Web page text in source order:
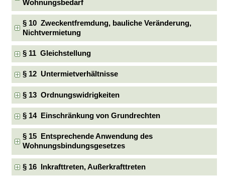
Wohnungsbedarf
§ 10 Zweckentfremdung, bauliche Veränderung,
Nichtvermietung
§ 11 Gleichstellung
§ 12 Untermietverhältnisse
§ 13 Ordnungswidrigkeiten
§ 14 Einschränkung von Grundrechten
§ 15 Entsprechende Anwendung des
Wohnungsbindungsgesetzes
§ 16 Inkrafttreten, Außerkrafttreten